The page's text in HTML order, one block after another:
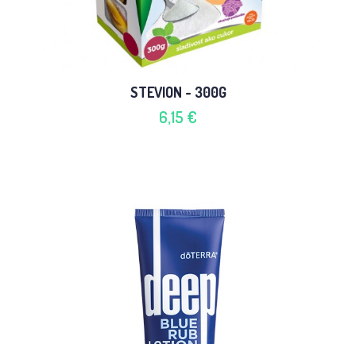
STEVION - 300G
6,15 €